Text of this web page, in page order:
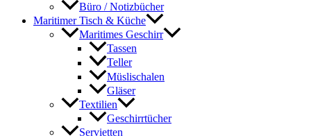
Büro / Notizbücher
Maritimer Tisch & Küche
Maritimes Geschirr
Tassen
Teller
Müslischalen
Gläser
Textilien
Geschirrtücher
Servietten